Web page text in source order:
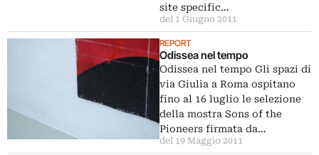
site specific…
del 1 Giugno 2011
REPORT
Odissea nel tempo
Odissea nel tempo Gli spazi di
via Giulia a Roma ospitano
fino al 16 luglio le selezione
della mostra Sons of the
Pioneers firmata da…
del 19 Maggio 2011